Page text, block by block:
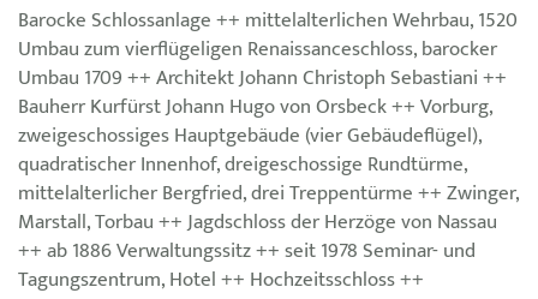
Barocke Schlossanlage ++ mittelalterlichen Wehrbau, 1520
Umbau zum vierflügeligen Renaissanceschloss, barocker
Umbau 1709 ++ Architekt Johann Christoph Sebastiani ++
Bauherr Kurfürst Johann Hugo von Orsbeck ++ Vorburg,
zweigeschossiges Hauptgebäude (vier Gebäudeflügel),
quadratischer Innenhof, dreigeschossige Rundtürme,
mittelalterlicher Bergfried, drei Treppentürme ++ Zwinger,
Marstall, Torbau ++ Jagdschloss der Herzöge von Nassau
++ ab 1886 Verwaltungssitz ++ seit 1978 Seminar- und
Tagungszentrum, Hotel ++ Hochzeitsschloss ++